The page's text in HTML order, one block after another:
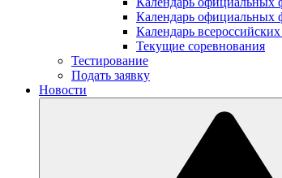
Календарь официальных
Календарь
Текущие соревнования
Тестирование
Подать заявку
Новости